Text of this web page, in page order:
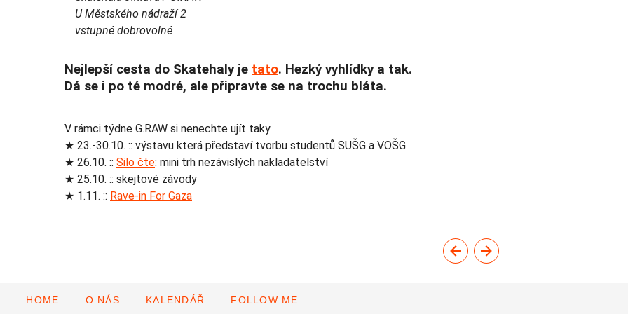
U Městského nádraží 2
vstupné dobrovolné
Nejlepší cesta do Skatehaly je tato. Hezký vyhlídky a tak.
Dá se i po té modré, ale připravte se na trochu bláta.
V rámci týdne G.RAW si nenechte ujít taky
★ 23.-30.10. :: výstavu která představí tvorbu studentů SUŠG a VOŠG
★ 26.10. :: Silo čte: mini trh nezávislých nakladatelství
★ 25.10. :: skejtové závody
★ 1.11. :: Rave-in For Gaza
HOME O NÁS KALENDÁŘ FOLLOW ME